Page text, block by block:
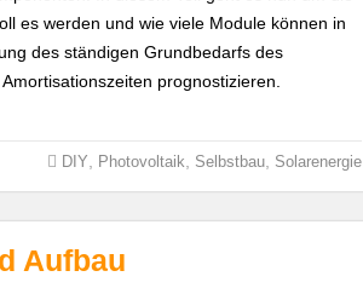
es werden und wie viele Module können in
des ständigen Grundbedarfs des
prognostizieren.
DIY Photovoltaik Selbstbau, Solarenergie
Aufbau